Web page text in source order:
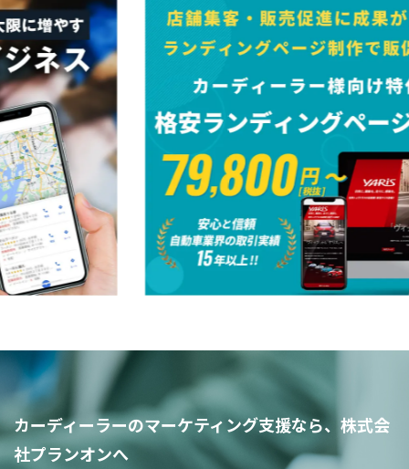
カーディーラーのマーケティング支援なら、株式会
社プランオンへ